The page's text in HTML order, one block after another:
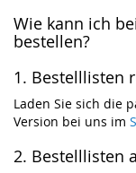
Wie kann ich
bestellen?
1. Bestelllisten
Laden Sie sich die
Version bei uns im
2. Bestelllisten